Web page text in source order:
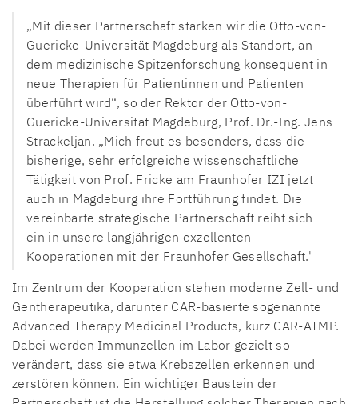
„Mit dieser Partnerschaft stärken wir die Otto-von-
Guericke-Universität Magdeburg als Standort, an
dem medizinische Spitzenforschung konsequent in
neue Therapien für Patientinnen und Patienten
überführt wird“, so der Rektor der Otto-von-
Guericke-Universität Magdeburg, Prof. Dr.-Ing. Jens
Strackeljan. „Mich freut es besonders, dass die
bisherige, sehr erfolgreiche wissenschaftliche
Tätigkeit von Prof. Fricke am Fraunhofer IZI jetzt
auch in Magdeburg ihre Fortführung findet. Die
vereinbarte strategische Partnerschaft reiht sich
ein in unsere langjährigen exzellenten
Kooperationen mit der Fraunhofer Gesellschaft."
Im Zentrum der Kooperation stehen moderne Zell- und
Gentherapeutika, darunter CAR-basierte sogenannte
Advanced Therapy Medicinal Products, kurz CAR-ATMP.
Dabei werden Immunzellen im Labor gezielt so
verändert, dass sie etwa Krebszellen erkennen und
zerstören können. Ein wichtiger Baustein der